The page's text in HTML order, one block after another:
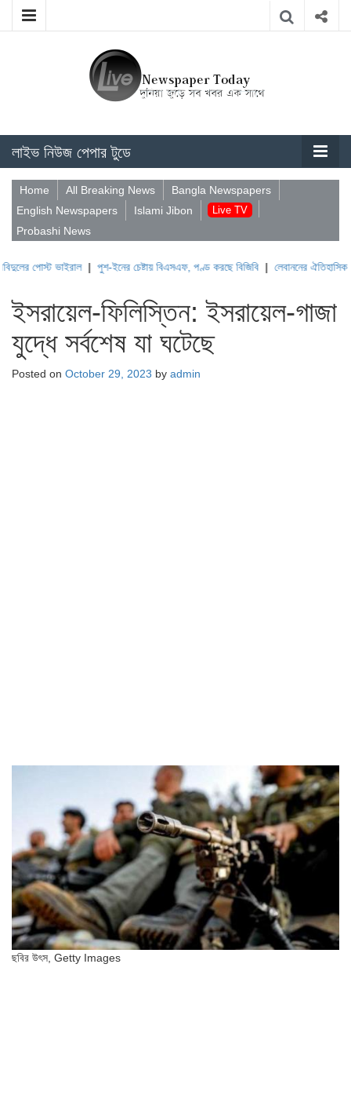
লাইভ নিউজ পেপার টুডে
Home All Breaking News
Bangla Newspapers
English Newspapers
Islami Jibon Live TV
Probashi News
|পুশ-ইনের চেষ্টায় বিএসএফ, পণ্ড করছে বিজিবি|লেবাননের ঐতিহাসিক বউফোর্ট দুর্গ
ইসরায়েল-ফিলিস্তিন: ইসরায়েল-গাজা
যুদ্ধে সর্বশেষ যা ঘটেছে
Posted on October 29, 2023 by admin
ছবির উৎস, Getty Images